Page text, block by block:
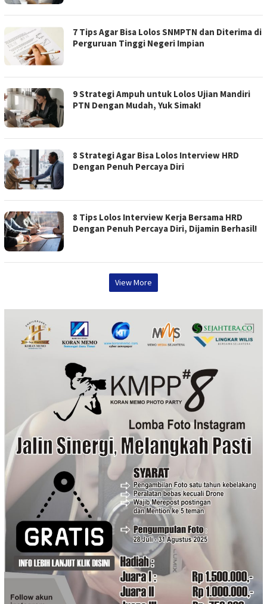
7 Tips Agar Bisa Lolos SNMPTN dan Diterima di
Perguruan Tinggi Negeri Impian
9 Strategi Ampuh untuk Lolos Ujian Mandiri
PTN Dengan Mudah, Yuk Simak!
8 Strategi Agar Bisa Lolos Interview HRD
Dengan Penuh Percaya Diri
8 Tips Lolos Interview Kerja Bersama HRD
Dengan Penuh Percaya Diri, Dijamin Berhasil!
View More